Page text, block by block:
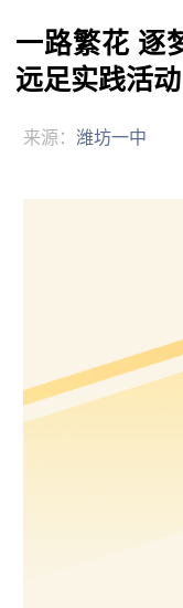
一路繁花
远足实践活动
来源： 潍坊一中